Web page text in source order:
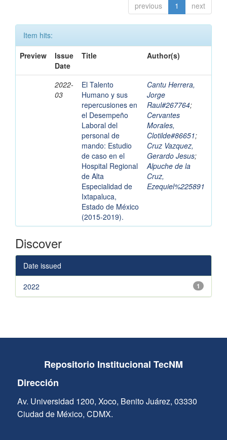
previous 1 next
Item hits:
Preview
Issue
Date
Title Author(s)
2022-
03
El Talento
Humano y sus
repercusiones en
el Desempeño
Laboral del
personal de
mando: Estudio
de caso en el
Hospital Regional
de Alta
Especialidad de
Ixtapaluca,
Estado de México
(2015-2019).
Cantu Herrera,
Jorge
Raul#267764;
Cervantes
Morales,
Clotilde#86651;
Cruz Vazquez,
Gerardo Jesus;
Alpuche de la
Cruz,
Ezequiel%225891
Discover
Date issued
1
2022
Repositorio Institucional TecNM
Dirección
Av. Universidad 1200, Xoco, Benito Juárez, 03330
Ciudad de México, CDMX.